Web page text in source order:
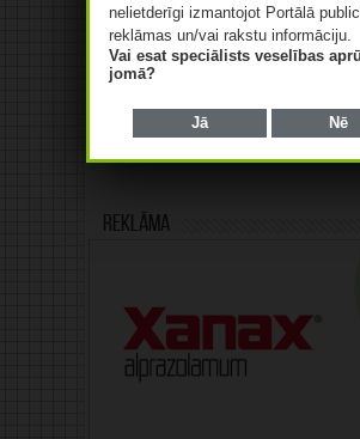
Reklāma
nelietderīgi izmantojot Portālā
reklāmas un/vai rakstu informāciju.
Vai esat speciālists veselības
jomā?
Jā Nē